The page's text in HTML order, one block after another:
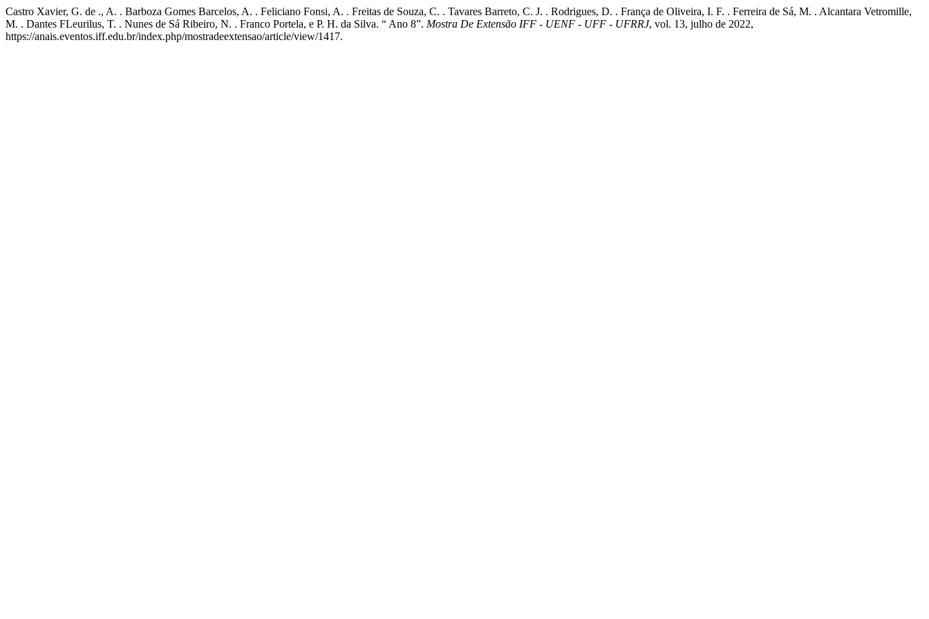
Castro Xavier, G. de ., A. . Barboza Gomes Barcelos, A. . Feliciano Fonsi, A. . Freitas de Souza, C. . Tavares Barreto, C. J. . Rodrigues, D. . França de Oliveira, I. F. . Ferreira de Sá, M. . Alcantara Vetromille,
M. . Dantes FLeurilus, T. . Nunes de Sá Ribeiro, N. . Franco Portela, e P. H. da Silva. “ Ano 8”. Mostra De Extensão IFF - UENF - UFF - UFRRJ, vol. 13, julho de 2022,
https://anais.eventos.iff.edu.br/index.php/mostradeextensao/article/view/1417.